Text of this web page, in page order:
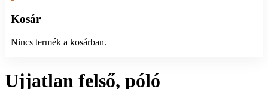
Kosár
Nincs termék a kosárban.
Ujjatlan felső, póló